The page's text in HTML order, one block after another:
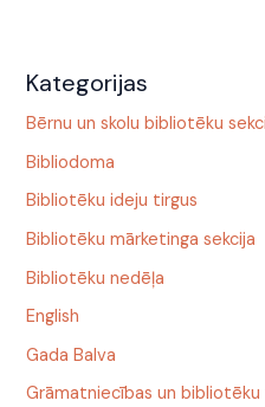
Kategorijas
Bērnu un skolu bibliotēku
Bibliodoma
Bibliotēku ideju tirgus
Bibliotēku mārketinga sekcija
Bibliotēku nedēļa
English
Gada Balva
Grāmatniecības un